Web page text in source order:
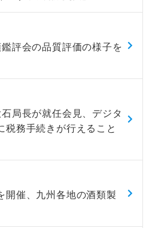
評会の品質評価の様子を
局長が就任会見、デジタ
税務手続きが行えること
開催、九州各地の酒類製